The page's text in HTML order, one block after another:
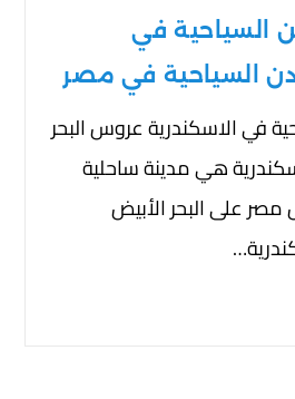
السياحية في
السياحية في مصر
سياحية في الاسكندرية عروس البحر
هي مدينة ساحلية
على البحر الأبيض